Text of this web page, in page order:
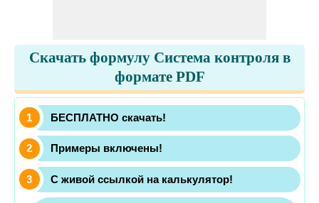
Скачать формулу Система контроля в
формате PDF
БЕСПЛАТНО скачать!
Примеры включены!
С живой ссылкой на калькулятор!